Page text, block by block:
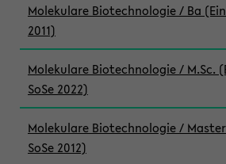
Molekulare Biotechnologie / Ba
2011)
Molekulare Biotechnologie / M.Sc.
SoSe 2022)
Molekulare Biotechnologie /
SoSe 2012)